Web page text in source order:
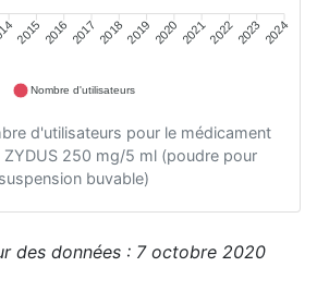
2015 2016 2017 20182019 2020 202120222023 2024
Nombre d'utilisateurs
d'utilisateurs pour le médicament
ZYDUS 250 mg/5 ml (poudre pour
suspension buvable)
des données : 7 octobre 2020